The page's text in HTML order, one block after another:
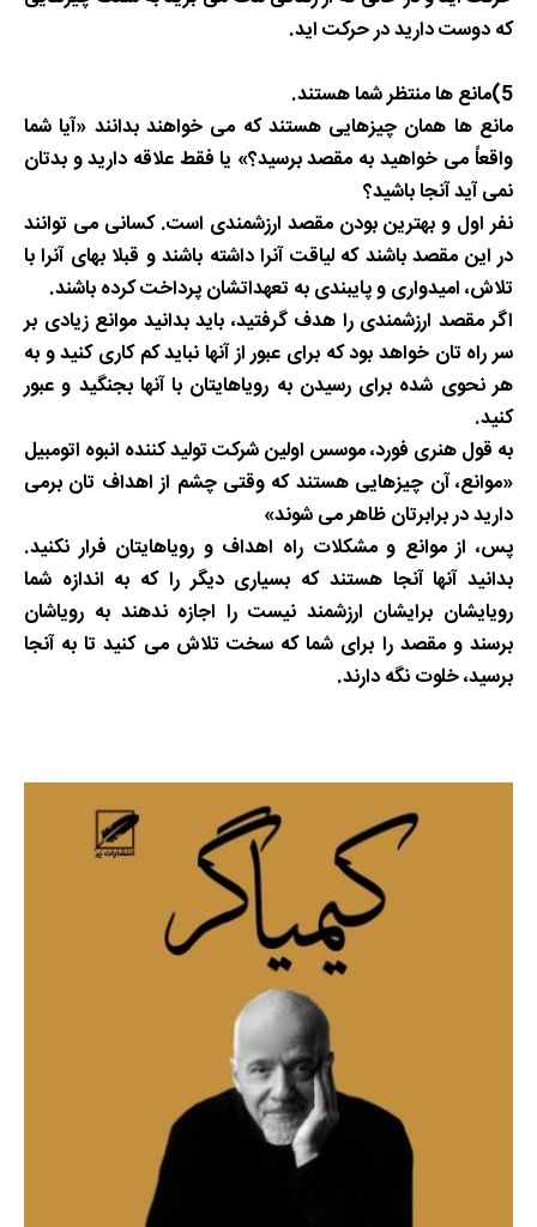
که دوست دارید در حرکت اید.
5)مانع ها منتظر شما هستند
.
مانع ها همان چیزهایی هستند که می خواهند بدانند «آیا شما
واقعاً می خواهید به مقصد برسید؟» یا فقط علاقه دارید و بدتان
نمی آید آنجا باشید؟
نفر اول و بهترین بودن مقصد ارزشمندی است. کسانی می توانند
در این مقصد باشند که لیاقت آنرا داشته باشند و قبلا بهای آنرا با
تلاش، امیدواری و پایبندی به تعهداتشان پرداخت کرده باشند.
اگر مقصد ارزشمندی را هدف گرفتید، باید بدانید موانع زیادی بر
سر راه تان خواهد بود که برای عبور از آنها نباید کم کاری کنید و به
هر نحوی شده برای رسیدن به رویاهایتان با آنها بجنگید و عبور
کنید.
به قول هنری فورد، موسس اولین شرکت تولید کننده انبوه اتومبیل
«موانع، آن چیزهایی هستند که وقتی چشم از اهداف تان برمی
دارید در برابرتان ظاهر می شوند»
پس، از موانع و مشکلات راه اهداف و رویاهایتان فرار نکنید.
بدانید آنها آنجا هستند که بسیاری دیگر را که به اندازه شما
رویایشان برایشان ارزشمند نیست را اجازه ندهند به رویاشان
برسند و مقصد را برای شما که سخت تلاش می کنید تا به آنجا
برسید، خلوت نگه دارند.